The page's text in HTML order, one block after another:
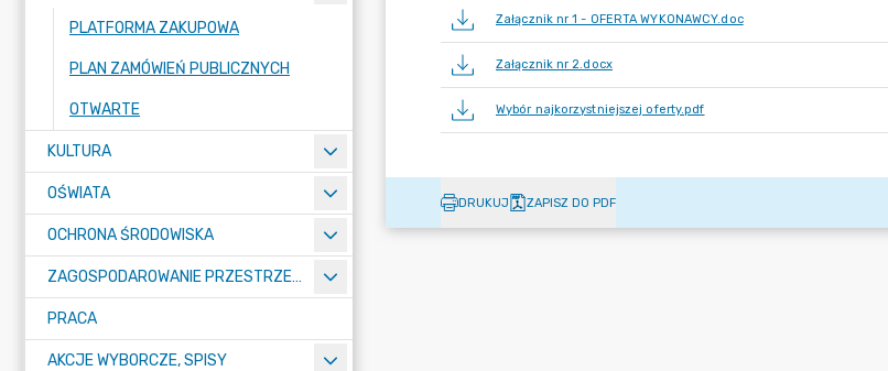
PLATFORMA ZAKUPOWA
PLAN ZAMÓWIEŃ PUBLICZNYCH
OTWARTE
KULTURA
OŚWIATA
OCHRONA ŚRODOWISKA
ZAGOSPODAROWANIE PRZESTRZENNE
PRACA
AKCJE WYBORCZE, SPISY
Załącznik nr 1 - OFERTA WYKONAWCY.doc
Załącznik nr 2.docx
Wybór najkorzystniejszej oferty.pdf
DRUKUJ ZAPISZ DO PDF